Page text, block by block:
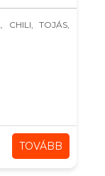
CHILI, TOJÁS,
TOVÁBB